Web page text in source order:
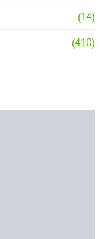
(14)
(410)